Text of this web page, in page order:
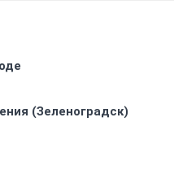
(Зеленоградск)